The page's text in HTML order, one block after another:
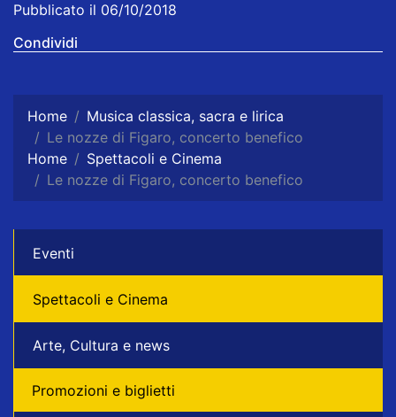
Pubblicato il 06/10/2018
Condividi
Home
Musica classica, sacra e lirica
Le nozze di Figaro, concerto benefico
Home
Spettacoli e Cinema
Le nozze di Figaro, concerto benefico
Eventi
Spettacoli e Cinema
Arte, Cultura e news
Promozioni e biglietti